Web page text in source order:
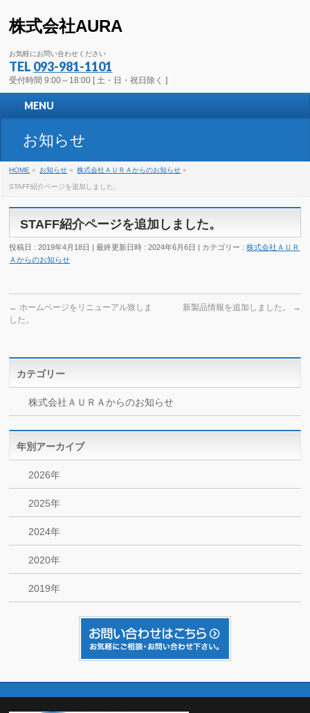
株式会社AURA
お気軽にお問い合わせください
TEL 093-981-1101
受付時間 9:00～18:00 [ 土・日・祝日除く ]
MENU
お知らせ
HOME » お知らせ » 株式会社ＡＵＲＡからのお知らせ »
STAFF紹介ページを追加しました。
STAFF紹介ページを追加しました。
投稿日 : 2019年4月18日 最終更新日時 : 2024年6月6日 カテゴリー :株式会社ＡＵＲ
Ａからのお知らせ
← ホームページをリニューアル致しま
した。
新製品情報を追加しました。 →
カテゴリー
株式会社ＡＵＲＡからのお知らせ
年別アーカイブ
2026年
2025年
2024年
2020年
2019年